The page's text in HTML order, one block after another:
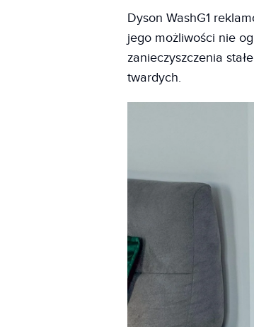
Dyson WashG1
jego możliwości nie
zanieczyszczenia
twardych.